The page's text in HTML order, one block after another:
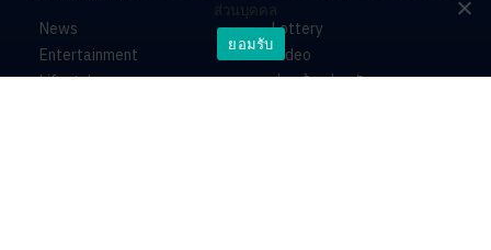
News
Entertainment
Lifestyle
Lottery
Video
ร่วมด้วยช่วยกัน
ส่วนบุคคล
ยอมรับ